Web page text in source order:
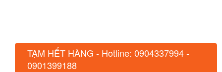
TẠM HẾT HÀNG - Hotline: 0904337994 -
0901399188